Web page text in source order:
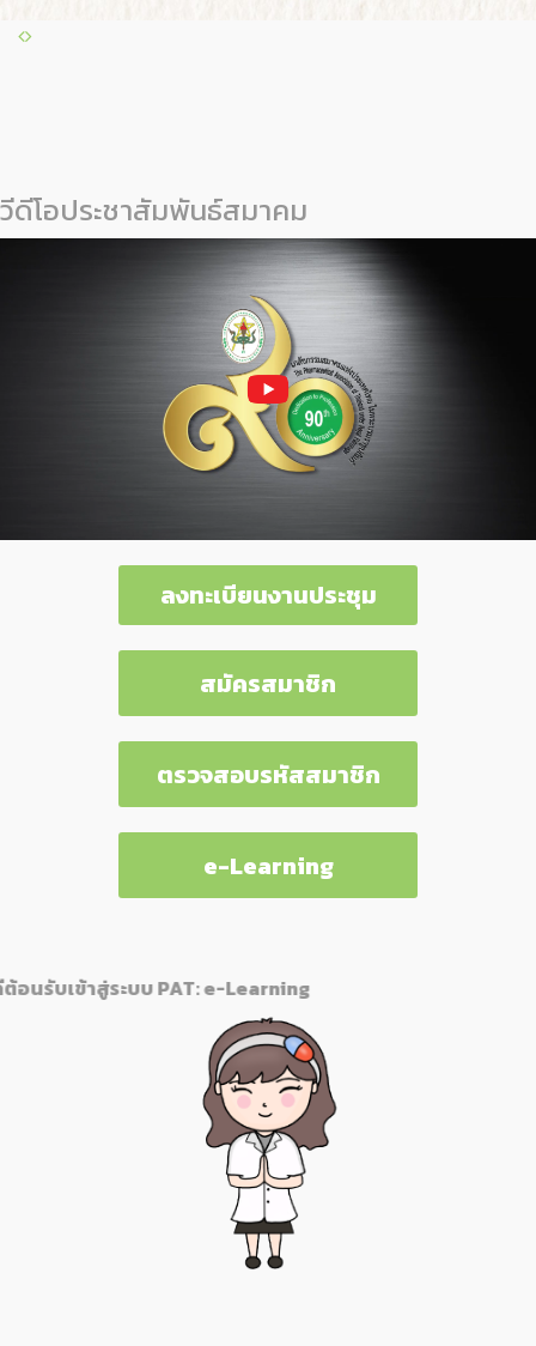
วีดีโอประชาสัมพันธ์สมาคม
ลงทะเบียนงานประชุม
สมัครสมาชิก
ตรวจสอบรหัสสมาชิก
e-Learning
e-Learning